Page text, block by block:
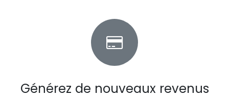
Générez de nouveaux revenus